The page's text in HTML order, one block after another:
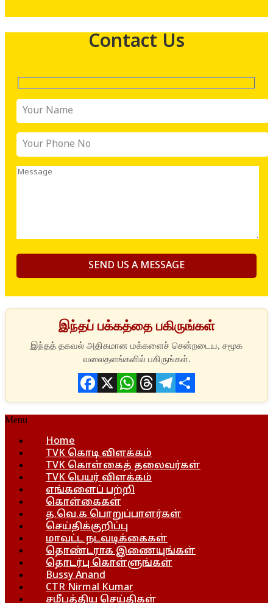
Contact Us
இந்தப் பக்கத்தை பகிருங்கள்
Facebook
X WhatsApp
ThreadsTelegram
Share
Menu
Home
TVK கொடி விளக்கம்
TVK கொள்கைத் தலைவர்கள்
TVK பெயர் விளக்கம்
எங்களைப் பற்றி
கொள்கைகள்
த.வெ.க பொறுப்பாளர்கள்
செய்திக்குறிப்பு
மாவட்ட நடவடிக்கைகள்
தொண்டராக இணையுங்கள்
தொடர்பு கொள்ளுங்கள்
Bussy Anand
CTR Nirmal Kumar
சமீபத்திய செய்திகள்